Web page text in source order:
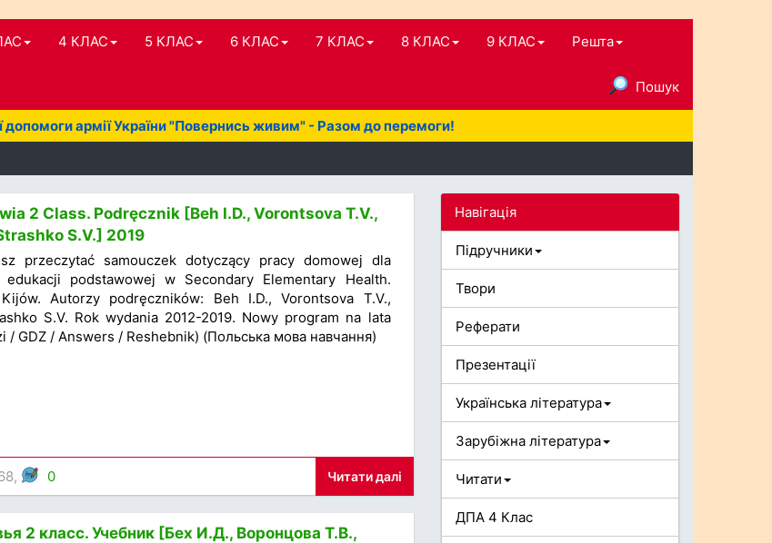
4 КЛАС 5 КЛАС 6 КЛАС 7 КЛАС 8 КЛАС 9 КЛАС Решта
Пошук
армії України "Повернись живим" - Разом до перемоги!
2 Class. Podręcznik [Beh I.D., Vorontsova T.V.,
S.V.] 2019
przeczytać samouczek dotyczący pracy domowej dla
podstawowej w Secondary Elementary Health.
Autorzy podręczników: Beh I.D., Vorontsova T.V.,
S.V. Rok wydania 2012-2019. Nowy program na lata
/ GDZ / Answers / Reshebnik) (Польська мова навчання)
0 Читати далі
2 класс. Учебник [Бех И.Д., Воронцова Т.В.,
Навігація
Підручники
Твори
Реферати
Презентації
Українська література
Зарубіжна література
Читати
ДПА 4 Клас